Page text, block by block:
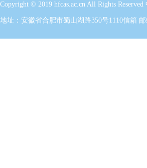
Copyright © 2019 hfcas.ac.cn All Rights
地址：安徽省合肥市蜀山湖路350号1110信箱 邮